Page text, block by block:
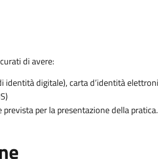
di avere:
identità digitale), carta d’identità
per la presentazione della pratica.